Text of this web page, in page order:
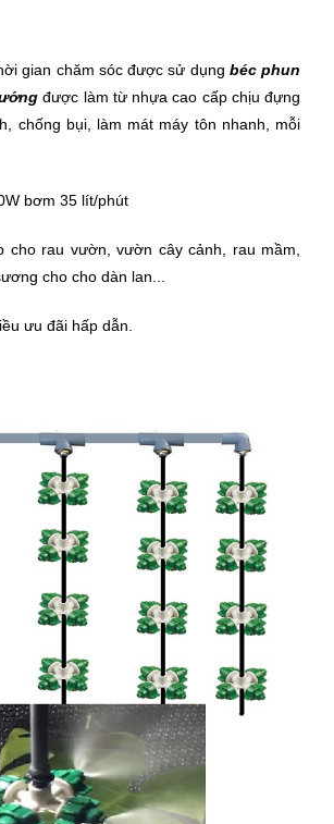
gian chăm sóc được sử dụng béc phun
được làm từ nhựa cao cấp chịu đựng
chống bụi, làm mát máy tôn nhanh, mỗi
bơm 35 lít/phút
cho rau vườn, vườn cây cảnh, rau mầm,
cho cho dàn lan...
ưu đãi hấp dẫn.